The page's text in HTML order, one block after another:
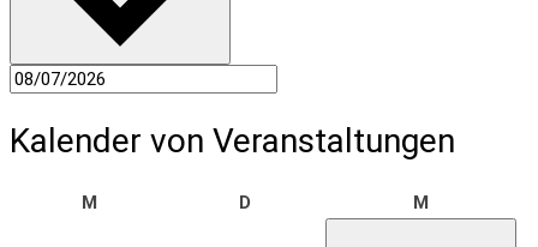
Kalender von Veranstaltungen
MMontag D M